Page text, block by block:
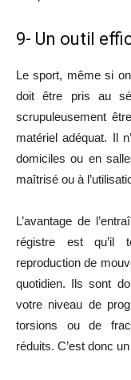
9- Un outil
Le sport, même si
doit être pris au
scrupuleusement
matériel adéquat. Il
domiciles ou en
maîtrisé ou à
L’avantage de
régistre est qu’il
reproduction de
quotidien. Ils sont
votre niveau de
torsions ou de
réduits. C’est donc